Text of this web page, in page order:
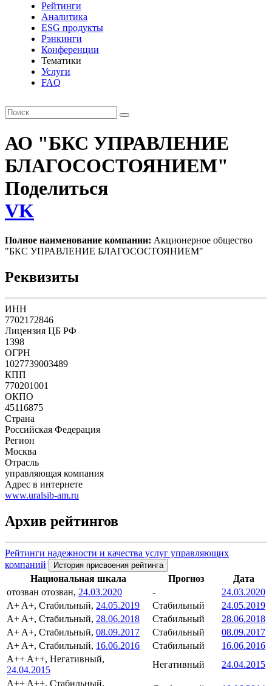
Рейтинги
Аналитика
ESG продукты
Рэнкинги
Конференции
Тематики
Услуги
FAQ
АО "БКС УПРАВЛЕНИЕ
БЛАГОСОСТОЯНИЕМ"
Поделиться
VK
Полное наименование компании: Акционерное общество
"БКС УПРАВЛЕНИЕ БЛАГОСОСТОЯНИЕМ"
Реквизиты
ИНН
7702172846
Лицензия ЦБ РФ
1398
ОГРН
1027739003489
КПП
770201001
ОКПО
45116875
Страна
Российская Федерация
Регион
Москва
Отрасль
управляющая компания
Адрес в интернете
www.uralsib-am.ru
Архив рейтингов
Рейтинги надежности и качества услуг управляющих
компаний
История присвоения рейтинга
Национальная шкала Прогноз
Дата
отозван отозван, 24.03.2020 -
24.03.2020
A+ A+, Стабильный, 24.05.2019 Стабильный
24.05.2019
A+ A+, Стабильный, 28.06.2018 Стабильный
28.06.2018
A+ A+, Стабильный, 08.09.2017 Стабильный
08.09.2017
A+ A+, Стабильный, 16.06.2016 Стабильный
16.06.2016
A++ A++, Негативный,
24.04.2015
Негативный
24.04.2015
A++ A++, Стабильный,